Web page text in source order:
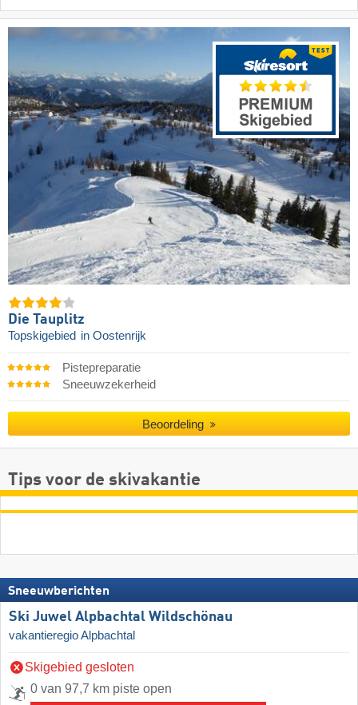
Die Tauplitz
Topskigebied in Oostenrijk
Pistepreparatie
Sneeuwzekerheid
Beoordeling
Tips voor de skivakantie
Sneeuwberichten
Ski Juwel Alpbachtal Wildschönau
vakantieregio Alpbachtal
Skigebied gesloten
0 van 97,7 km piste open